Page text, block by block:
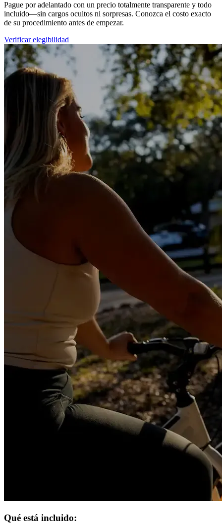
Pague por adelantado con un precio totalmente transparente y todo
incluido—sin cargos ocultos ni sorpresas. Conozca el costo exacto
de su procedimiento antes de empezar.
Verificar elegibilidad
Qué está incluido: